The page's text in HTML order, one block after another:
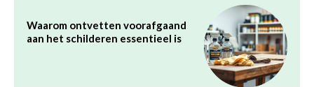
Waarom ontvetten voorafgaand
aan het schilderen essentieel is